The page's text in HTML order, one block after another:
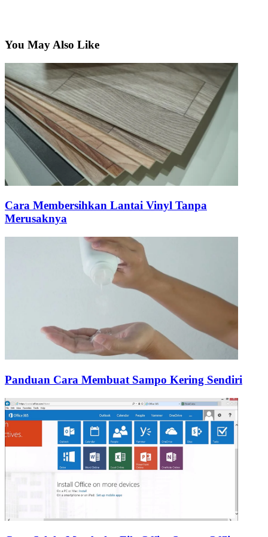
You May Also Like
Cara Membersihkan Lantai Vinyl Tanpa
Merusaknya
Panduan Cara Membuat Sampo Kering Sendiri